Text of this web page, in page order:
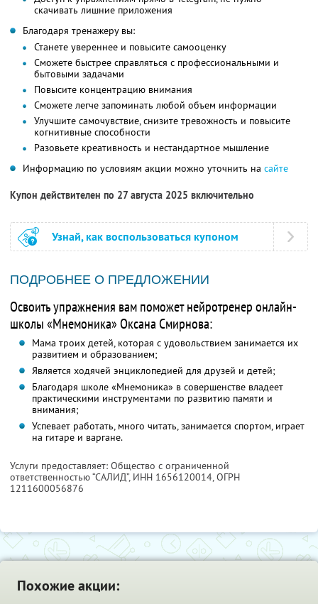
скачивать лишние приложения
Благодаря тренажеру вы:
Станете увереннее и повысите самооценку
Сможете быстрее справляться с профессиональными и
бытовыми задачами
Повысите концентрацию внимания
Сможете легче запоминать любой объем информации
Улучшите самочувствие, снизите тревожность и повысите
когнитивные способности
Разовьете креативность и нестандартное мышление
Информацию по условиям акции можно уточнить на сайте
Купон действителен по 27 августа 2025 включительно
Узнай, как воспользоваться купоном
ПОДРОБНЕЕ О ПРЕДЛОЖЕНИИ
Освоить упражнения вам поможет нейротренер онлайн-
школы «Мнемоника» Оксана Смирнова:
Мама троих детей, которая с удовольствием занимается их
развитием и образованием;
Является ходячей энциклопедией для друзей и детей;
Благодаря школе «Мнемоника» в совершенстве владеет
практическими инструментами по развитию памяти и
внимания;
Успевает работать, много читать, занимается спортом, играет
на гитаре и варгане.
Услуги предоставляет: Общество с ограниченной
ответственностью “САЛИД”, ИНН 1656120014, ОГРН
1211600056876
Похожие акции: